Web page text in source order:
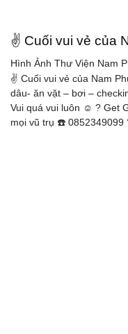
✌️ Cuối vui vẻ của
Hình Ảnh Thư Viện Nam
✌️ Cuối vui vẻ của Nam
dâu- ăn vặt – bơi –
Vui quá vui luôn ☺️ ? Get
mọi vũ trụ ☎️ 0852349099